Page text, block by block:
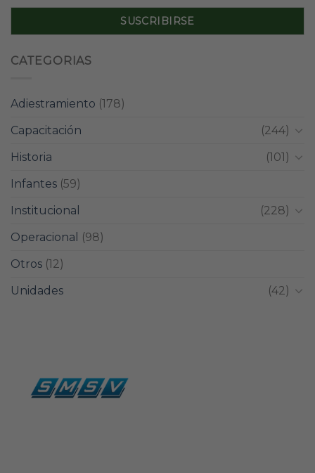
CATEGORIAS
Adiestramiento (178)
Capacitación
(244)
Historia
(101)
Infantes (59)
Institucional
(228)
Operacional
(98)
Otros (12)
Unidades
(42)